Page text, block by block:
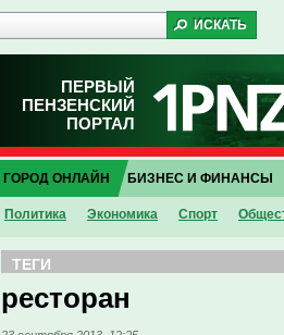
ПЕРВЫЙ
ПЕНЗЕНСКИЙ
ПОРТАЛ
ГОРОД ОНЛАЙН
Политика Экономика Спорт
БИЗНЕС И ФИНАНСЫ
ТЕГИ
ресторан